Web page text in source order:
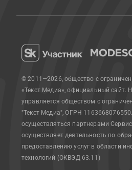
© 2011—2026, общество с
«Текст Медиа», официальный сайт.
управляется обществом с
"Текст Медиа", ОГРН
осуществляться партнерами
осуществляет деятельность по
предоставлению услуг в области
технологий (ОКВЭД 63.11)